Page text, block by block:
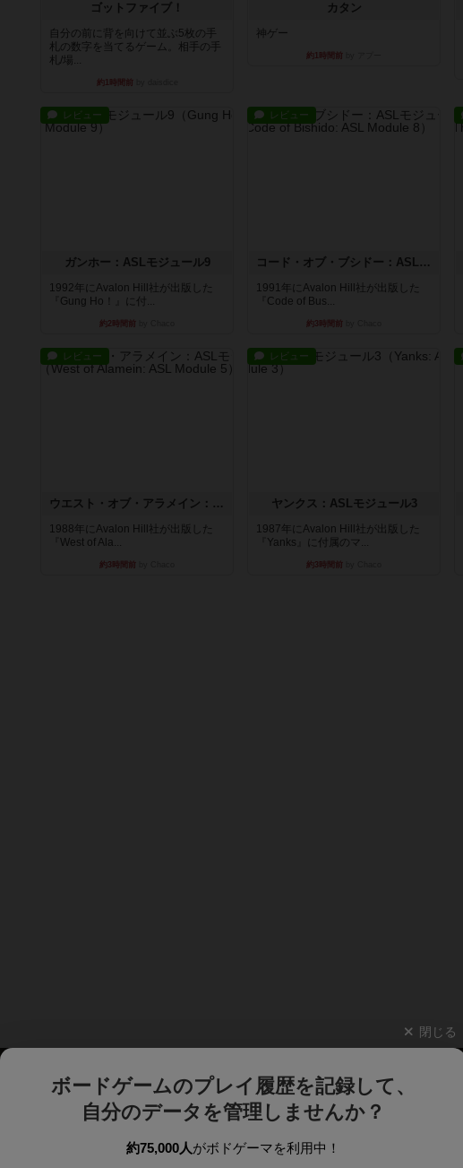
ゴットファイブ！
自分の前に背を向けて並ぶ5枚の手
札の数字を当てるゲーム。相手の手
札/場...
約1時間前
カタン
神ゲー
約1時間前
レビュー
ガンホー：ASLモジュール9
1992年にAvalon Hill社が出版した
『Gung Ho！』に付...
約2時間前
レビュー
コード・オブ・ブシドー：ASLモジュール8
1991年にAvalon Hill社が出版した
『Code of Bus...
約3時間前
レビュー
ウエスト・オブ・アラメイン：ASLモジュール5
1988年にAvalon Hill社が出版した
『West of Ala...
約3時間前
レビュー
ヤンクス：ASLモジュール3
1987年にAvalon Hill社が出版した
『Yanks』に付属のマ...
約3時間前
閉じる
ボードゲームのプレイ履歴を記録して、
自分のデータを管理しませんか？
約75,000人がボドゲーマを利用中！